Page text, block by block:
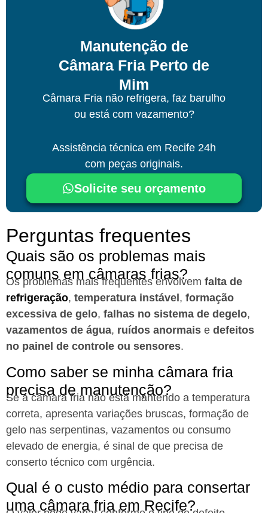
Manutenção de
Câmara Fria Perto de
Mim
Câmara Fria não refrigera, faz barulho
ou está com vazamento?
Assistência técnica em Recife 24h
com peças originais.
Solicite seu orçamento
Perguntas frequentes
Quais são os problemas mais
comuns em câmaras frias?​
Os problemas mais frequentes envolvem falta de
refrigeração, temperatura instável, formação
excessiva de gelo, falhas no sistema de degelo,
vazamentos de água, ruídos anormais e defeitos
no painel de controle ou sensores.
Como saber se minha câmara fria
precisa de manutenção?​
Se a câmara fria não está mantendo a temperatura
correta, apresenta variações bruscas, formação de
gelo nas serpentinas, vazamentos ou consumo
elevado de energia, é sinal de que precisa de
conserto técnico com urgência.
Qual é o custo médio para consertar
uma câmara fria em Recife?​